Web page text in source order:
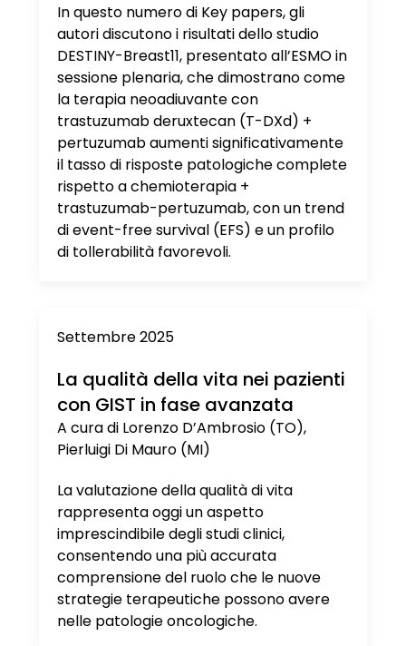
In questo numero di Key papers, gli
autori discutono i risultati dello studio
DESTINY-Breast11, presentato all’ESMO in
sessione plenaria, che dimostrano come
la terapia neoadiuvante con
trastuzumab deruxtecan (T-DXd) +
pertuzumab aumenti significativamente
il tasso di risposte patologiche complete
rispetto a chemioterapia +
trastuzumab-pertuzumab, con un trend
di event-free survival (EFS) e un profilo
di tollerabilità favorevoli.
Settembre 2025
La qualità della vita nei pazienti
con GIST in fase avanzata
A cura di Lorenzo D’Ambrosio (TO),
Pierluigi Di Mauro (MI)
La valutazione della qualità di vita
rappresenta oggi un aspetto
imprescindibile degli studi clinici,
consentendo una più accurata
comprensione del ruolo che le nuove
strategie terapeutiche possono avere
nelle patologie oncologiche.